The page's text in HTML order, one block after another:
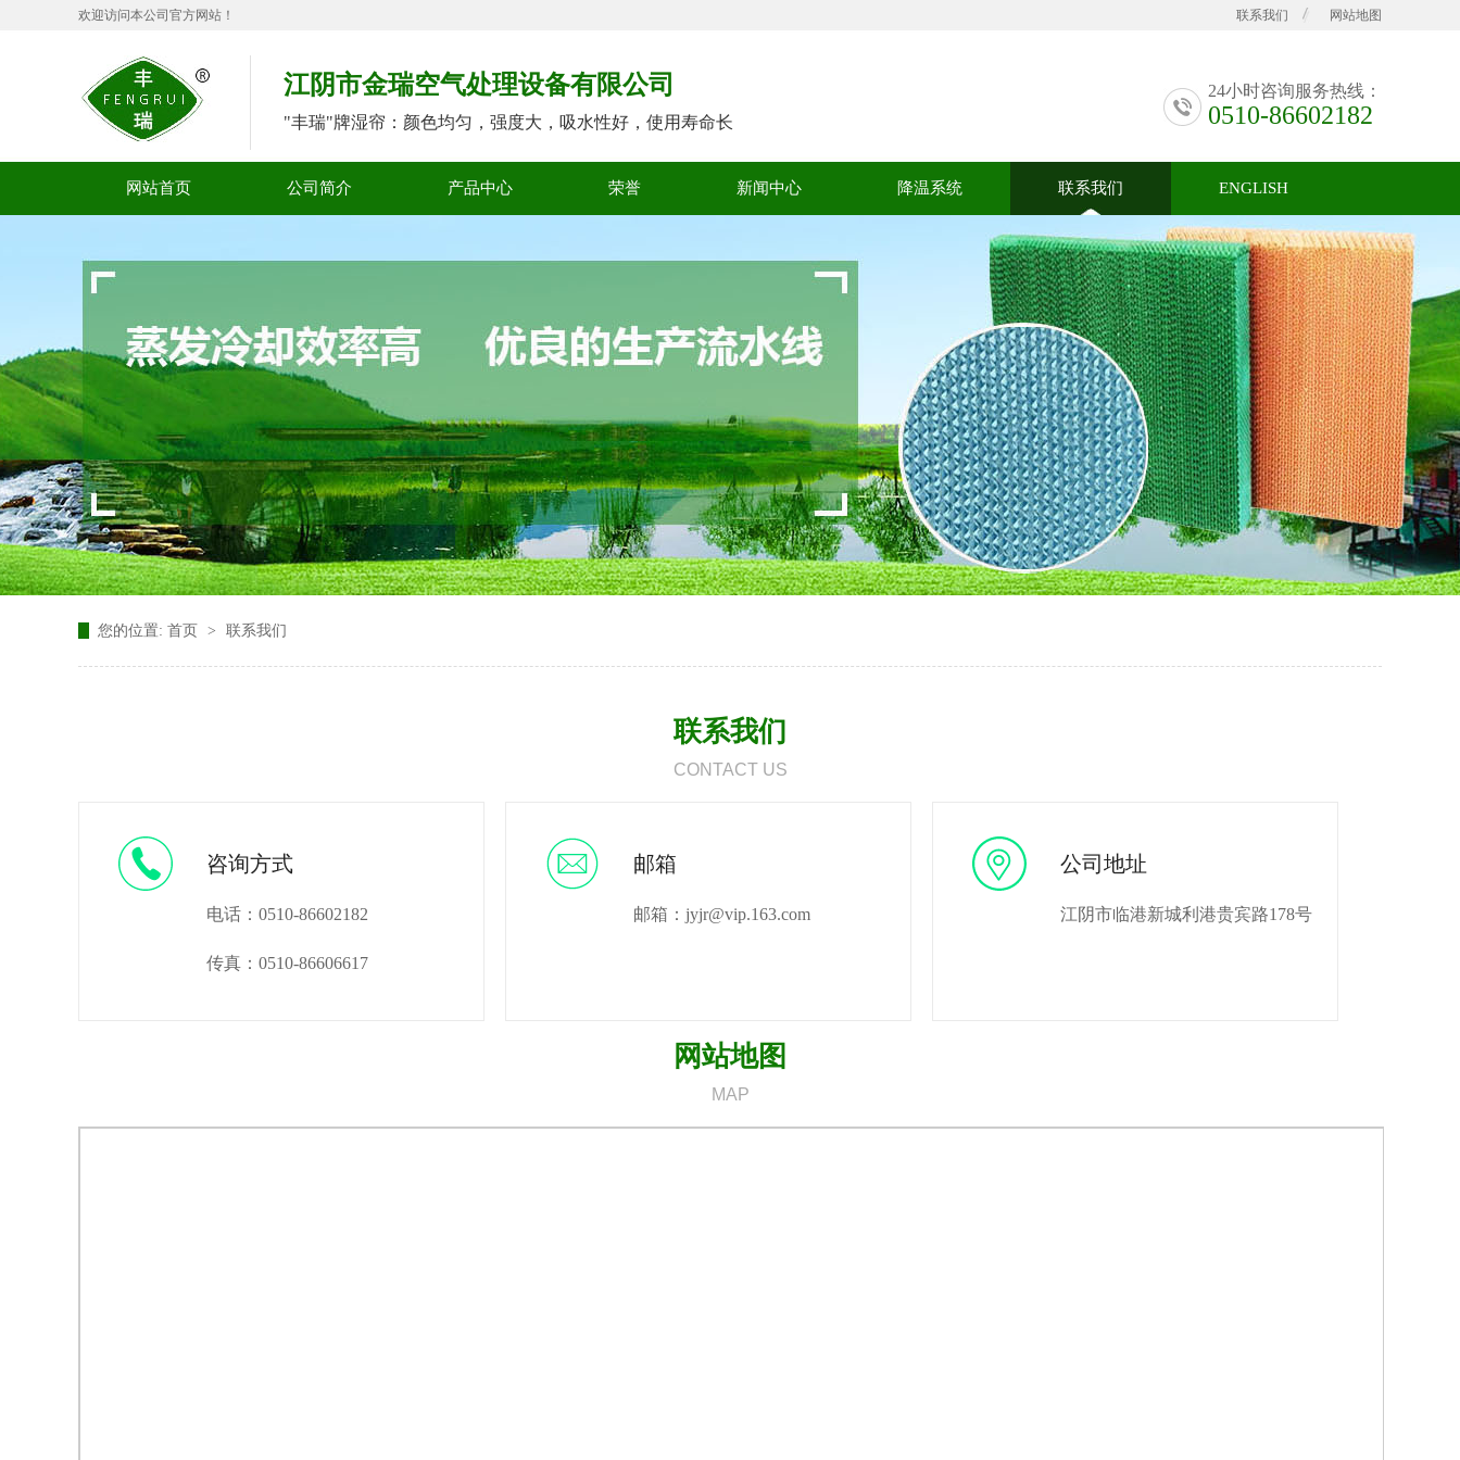
欢迎访问本公司官方网站！ 联系我们 网站地图
江阴市金瑞空气处理设备有限公司
"丰瑞"牌湿帘：颜色均匀，强度大，吸水性好，使用寿命长
24小时咨询服务热线：
0510-86602182
网站首页 公司简介 产品中心 荣誉 新闻中心 降温系统 联系我们 ENGLISH
您的位置: 首页 > 联系我们
联系我们
CONTACT US
咨询方式
电话：0510-86602182
传真：0510-86606617
邮箱
邮箱：jyjr@vip.163.com
公司地址
江阴市临港新城利港贵宾路178号
网站地图
MAP